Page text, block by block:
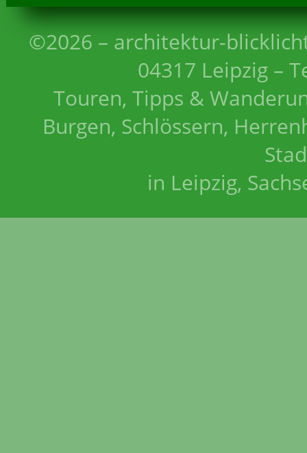
©2026 – architektur-
04317 Leipzig –
Touren, Tipps &
Burgen, Schlössern,
in Leipzig,